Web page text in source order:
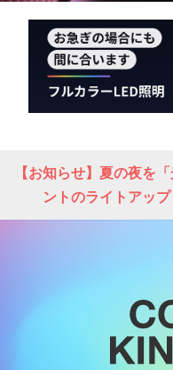
【お知らせ】夏の夜を
ントのライトアッ